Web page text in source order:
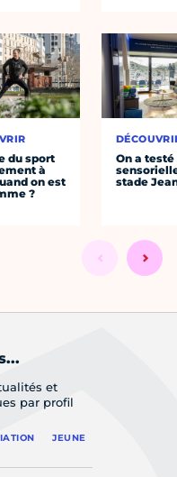
du sport
à
on est
?
On a
stade
et
par profil
JEUNE